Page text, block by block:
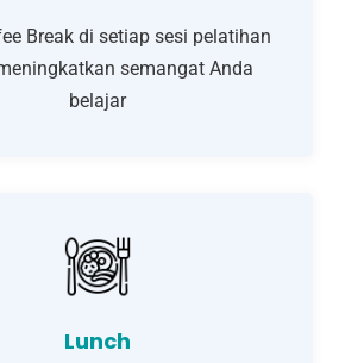
Break di setiap sesi pelatihan
semangat Anda
belajar
Lunch